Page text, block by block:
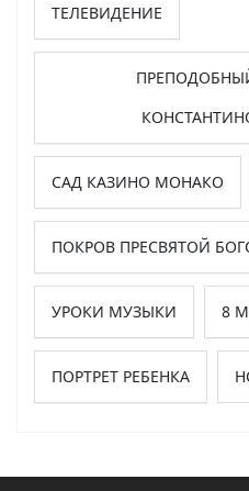
ТЕЛЕВИДЕНИЕ
САД КАЗИНО МОНАКО
ПОКРОВ ПРЕСВЯТОЙ
УРОКИ МУЗЫКИ 8
ПОРТРЕТ РЕБЕНКА